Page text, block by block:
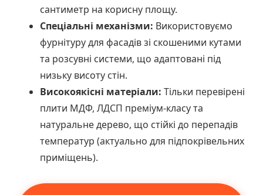
сантиметр на корисну площу.
Спеціальні механізми: Використовуємо
фурнітуру для фасадів зі скошеними кутами
та розсувні системи, що адаптовані під
низьку висоту стін.
Високоякісні матеріали: Тільки перевірені
плити МДФ, ЛДСП преміум-класу та
натуральне дерево, що стійкі до перепадів
температур (актуально для підпокрівельних
приміщень).